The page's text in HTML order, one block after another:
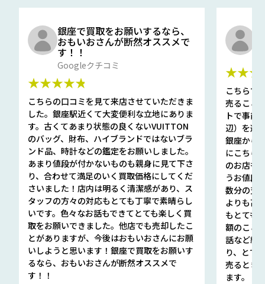
銀座で買取をお願いするなら、
おもいおさんが断然オススメで
す！！
Googleクチコミ
★★★★★
こちらの口コミを見て来店させていただきま
した。銀座駅近くて大変便利な立地にありま
す。古くてあまり状態の良くないVUITTON
のバッグ、財布、ハイブランドではないブラ
ンド品、時計などの鑑定をお願いしました。
あまり値段が付かないものも親身に見て下さ
り、合わせて満足のいく買取価格にしてくだ
さいました！店内は明るく清潔感があり、ス
タッフの方々の対応もとても丁寧で素晴らし
いです。色々なお話もできてとても楽しく買
取をお願いできました。他店でも売却したこ
とがありますが、今後はおもいおさんにお願
いしようと思います！銀座で買取をお願いす
るなら、おもいおさんが断然オススメで
す！！
こちらで
売ること
トで事前
辺）を選
銀座から
にこちら
のお店も
うお値段
数分の査
よりも高
もとても
額のこと
話など細
り、とて
売るとき
ます。